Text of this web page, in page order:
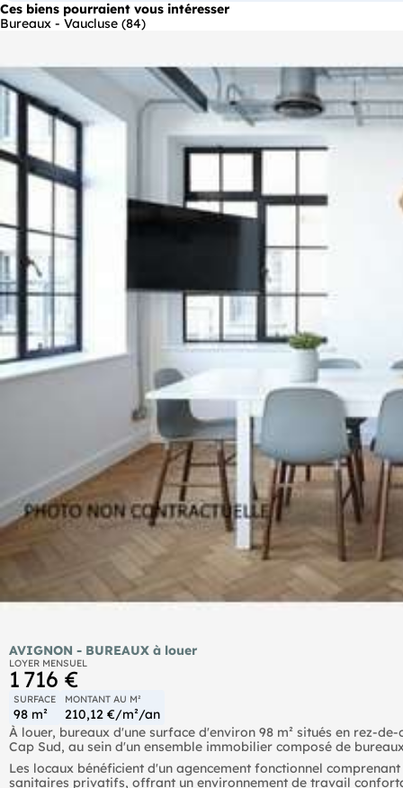
Ces biens pourraient vous intéresser
Bureaux - Vaucluse (84)
AVIGNON - BUREAUX à louer
LOYER MENSUEL
1 716 €
SURFACE
98 m²
MONTANT AU M²
210,12 €/m²/an
À louer, bureaux d'une surface d'environ 98 m² situés en rez-
Cap Sud, au sein d'un ensemble immobilier composé de
Les locaux bénéficient d'un agencement fonctionnel
sanitaires privatifs, offrant un environnement de travail